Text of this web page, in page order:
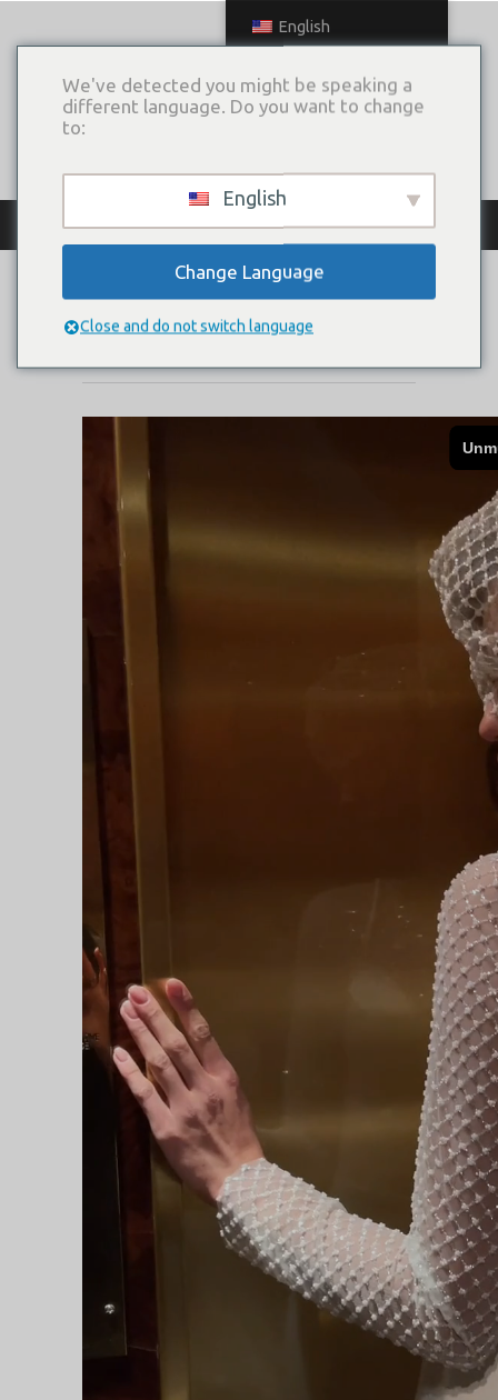
КАТАЛОГ ПЛАТЬЕВ
COQUILLAGE
English
We've detected you might be speaking a
different language. Do you want to change
to:
English
Change Language
Close and do not switch language